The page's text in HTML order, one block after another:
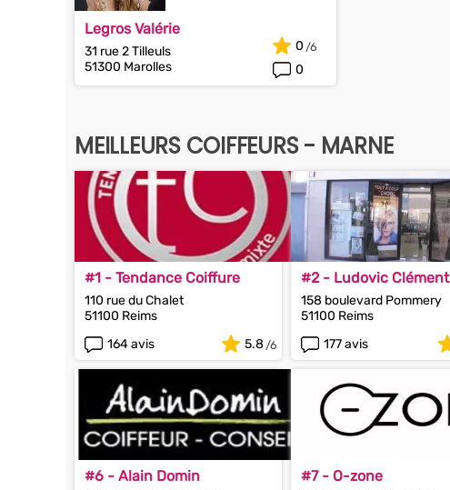
Legros Valérie
31 rue 2 Tilleuls
51300 Marolles
0
0
MEILLEURS COIFFEURS - MARNE
#1 - Tendance Coiffure
110 rue du Chalet
51100 Reims
164 avis
5.8
#2 - Ludovic Clément
Visagiste
158 boulevard Pommery
51100 Reims
177 avis
#6 - Alain Domin #7 - O-zone